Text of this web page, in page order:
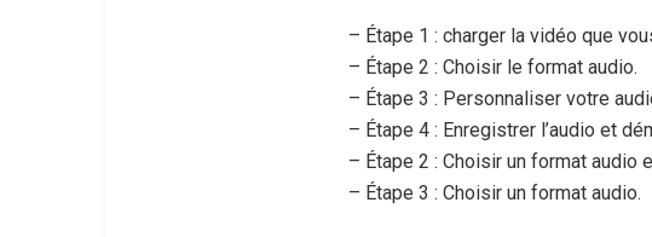
– Étape 1 : charger la vidéo que
– Étape 2 : Choisir le format audio.
– Étape 3 : Personnaliser votre
– Étape 4 : Enregistrer l’audio et
– Étape 2 : Choisir un format audio
– Étape 3 : Choisir un format audio.